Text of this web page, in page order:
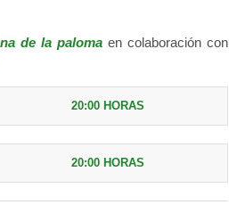
de la paloma en colaboración con
20:00 HORAS
20:00 HORAS